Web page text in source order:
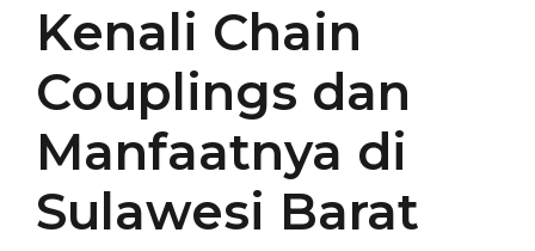
Kenali Chain
Couplings dan
Manfaatnya di
Sulawesi Barat